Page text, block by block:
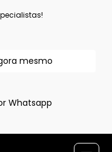
mesmo
Whatsapp